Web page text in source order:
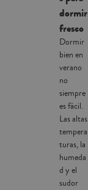
dormir
fresco
Dormir
bien en
verano
no
siempre
es fácil.
Las altas
tempera
turas, la
humeda
d y el
sudor